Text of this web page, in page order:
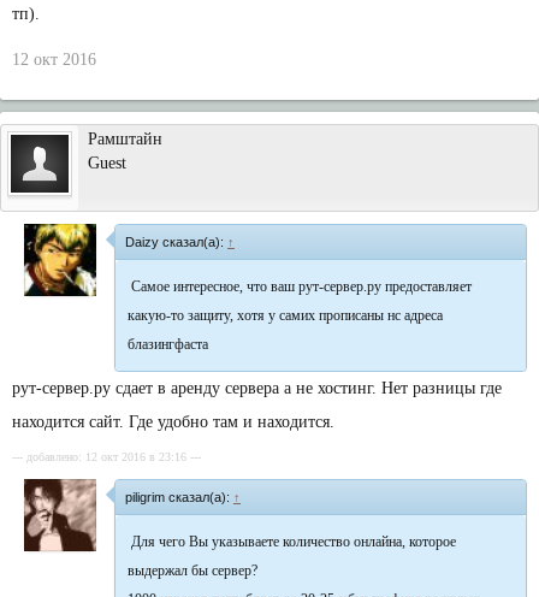
тп).
12 окт 2016
Рамштайн
Guest
Daizy сказал(а): ↑
Самое интересное, что ваш рут-сервер.ру предоставляет
какую-то защиту, хотя у самих прописаны нс адреса
блазингфаста
рут-сервер.ру сдает в аренду сервера а не хостинг. Нет разницы где
находится сайт. Где удобно там и находится.
--- добавлено: 12 окт 2016 в 23:16 ---
piligrim сказал(а): ↑
Для чего Вы указываете количество онлайна, которое
выдержал бы сервер?